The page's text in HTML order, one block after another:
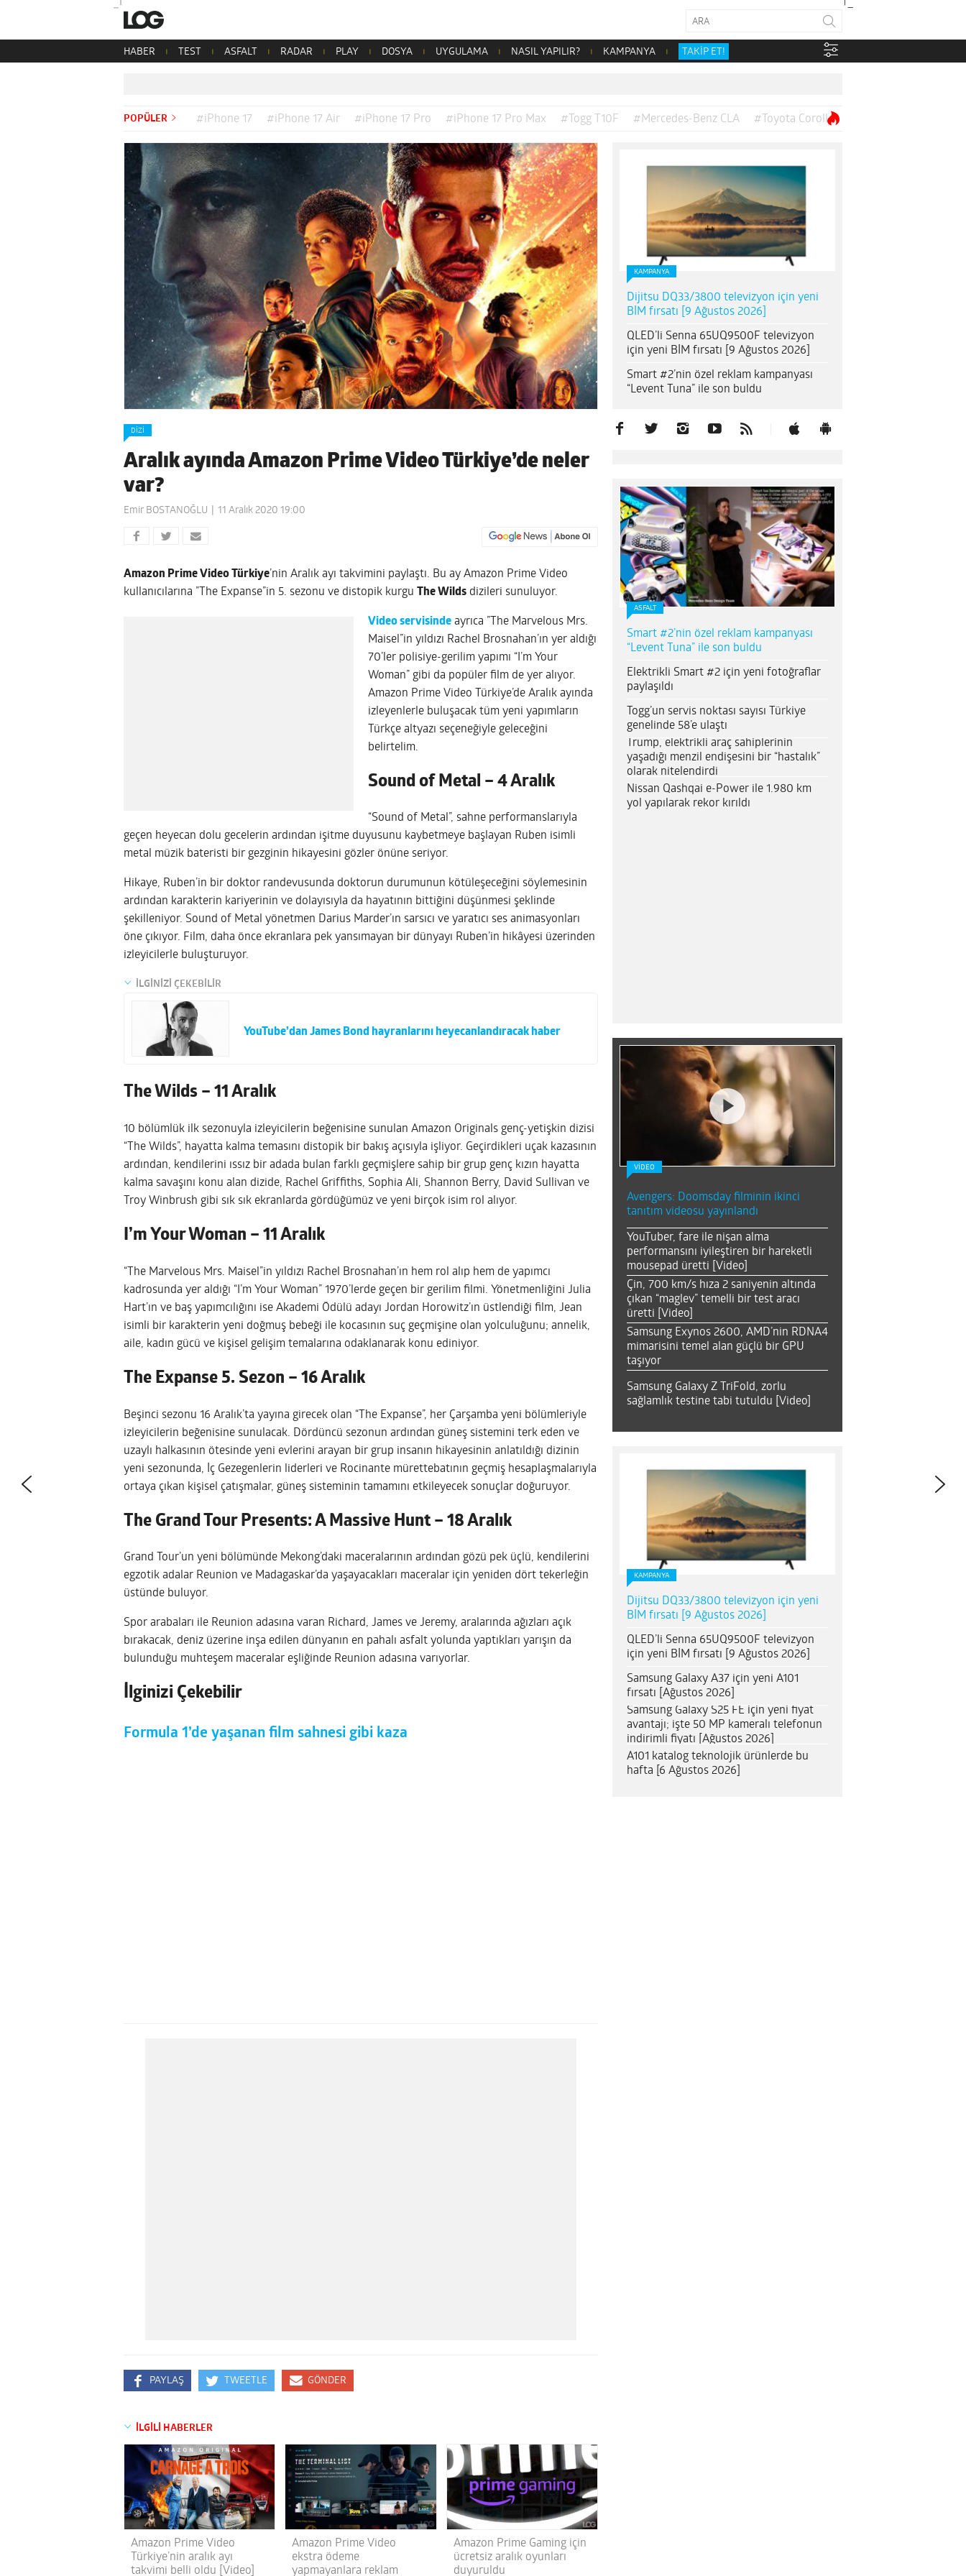
HABER TEST ASFALT RADAR PLAY DOSYA UYGULAMA NASIL YAPILIR? KAMPANYA TAKİP ET!
POPÜLER #iPhone 17 #iPhone 17 Air #iPhone 17 Pro #iPhone 17 Pro Max #Togg T10F #Mercedes-Benz CLA #Toyota Corolla
DIZI
Aralık ayında Amazon Prime Video Türkiye’de neler
var?
Emir BOSTANOĞLU 11 Aralık 2020 19:00
Amazon Prime Video Türkiye’nin Aralık ayı takvimini paylaştı. Bu ay Amazon Prime Video
kullanıcılarına ”The Expanse”in 5. sezonu ve distopik kurgu The Wilds dizileri sunuluyor.
Video servisinde ayrıca ”The Marvelous Mrs.
Maisel”in yıldızı Rachel Brosnahan’ın yer aldığı
70’ler polisiye-gerilim yapımı “I’m Your
Woman” gibi da popüler film de yer alıyor.
Amazon Prime Video Türkiye’de Aralık ayında
izleyenlerle buluşacak tüm yeni yapımların
Türkçe altyazı seçeneğiyle geleceğini
belirtelim.
Sound of Metal – 4 Aralık
“Sound of Metal”, sahne performanslarıyla
geçen heyecan dolu gecelerin ardından işitme duyusunu kaybetmeye başlayan Ruben isimli
metal müzik bateristi bir gezginin hikayesini gözler önüne seriyor.
Hikaye, Ruben’in bir doktor randevusunda doktorun durumunun kötüleşeceğini söylemesinin
ardından karakterin kariyerinin ve dolayısıyla da hayatının bittiğini düşünmesi şeklinde
şekilleniyor. Sound of Metal yönetmen Darius Marder’ın sarsıcı ve yaratıcı ses animasyonları
öne çıkıyor. Film, daha önce ekranlara pek yansımayan bir dünyayı Ruben’in hikâyesi üzerinden
izleyicilerle buluşturuyor.
İLGİNİZİ ÇEKEBİLİR
YouTube’dan James Bond hayranlarını heyecanlandıracak haber
The Wilds – 11 Aralık
10 bölümlük ilk sezonuyla izleyicilerin beğenisine sunulan Amazon Originals genç-yetişkin dizisi
“The Wilds”, hayatta kalma temasını distopik bir bakış açısıyla işliyor. Geçirdikleri uçak kazasının
ardından, kendilerini ıssız bir adada bulan farklı geçmişlere sahip bir grup genç kızın hayatta
kalma savaşını konu alan dizide, Rachel Griffiths, Sophia Ali, Shannon Berry, David Sullivan ve
Troy Winbrush gibi sık sık ekranlarda gördüğümüz ve yeni birçok isim rol alıyor.
I’m Your Woman – 11 Aralık
“The Marvelous Mrs. Maisel”in yıldızı Rachel Brosnahan’ın hem rol alıp hem de yapımcı
kadrosunda yer aldığı “I’m Your Woman” 1970’lerde geçen bir gerilim filmi. Yönetmenliğini Julia
Hart’ın ve baş yapımcılığını ise Akademi Ödülü adayı Jordan Horowitz’ın üstlendiği film, Jean
isimli bir karakterin yeni doğmuş bebeği ile kocasının suç geçmişine olan yolculuğunu; annelik,
aile, kadın gücü ve kişisel gelişim temalarına odaklanarak konu ediniyor.
The Expanse 5. Sezon – 16 Aralık
Beşinci sezonu 16 Aralık’ta yayına girecek olan “The Expanse”, her Çarşamba yeni bölümleriyle
izleyicilerin beğenisine sunulacak. Dördüncü sezonun ardından güneş sistemini terk eden ve
uzaylı halkasının ötesinde yeni evlerini arayan bir grup insanın hikayesinin anlatıldığı dizinin
yeni sezonunda, İç Gezegenlerin liderleri ve Rocinante mürettebatının geçmiş hesaplaşmalarıyla
ortaya çıkan kişisel çatışmalar, güneş sisteminin tamamını etkileyecek sonuçlar doğuruyor.
The Grand Tour Presents: A Massive Hunt – 18 Aralık
Grand Tour’un yeni bölümünde Mekong’daki maceralarının ardından gözü pek üçlü, kendilerini
egzotik adalar Reunion ve Madagaskar’da yaşayacakları maceralar için yeniden dört tekerleğin
üstünde buluyor.
Spor arabaları ile Reunion adasına varan Richard, James ve Jeremy, aralarında ağızları açık
bırakacak, deniz üzerine inşa edilen dünyanın en pahalı asfalt yolunda yaptıkları yarışın da
bulunduğu muhteşem maceralar eşliğinde Reunion adasına varıyorlar.
İlginizi Çekebilir
Formula 1’de yaşanan film sahnesi gibi kaza
PAYLAŞ TWEETLE GÖNDER
İLGİLİ HABERLER
Amazon Prime Video
Türkiye’nin aralık ayı
takvimi belli oldu [Video]
Amazon Prime Video
ekstra ödeme
yapmayanlara reklam
Amazon Prime Gaming için
ücretsiz aralık oyunları
duyuruldu
KAMPANYA
Dijitsu DQ33/3800 televizyon için yeni
BİM fırsatı [9 Ağustos 2026]
QLED’li Senna 65UQ9500F televizyon
için yeni BİM fırsatı [9 Ağustos 2026]
Smart #2’nin özel reklam kampanyası
“Levent Tuna” ile son buldu
ASFALT
Smart #2’nin özel reklam kampanyası
“Levent Tuna” ile son buldu
Elektrikli Smart #2 için yeni fotoğraflar
paylaşıldı
Togg’un servis noktası sayısı Türkiye
genelinde 58’e ulaştı
Trump, elektrikli araç sahiplerinin
yaşadığı menzil endişesini bir “hastalık”
olarak nitelendirdi
Nissan Qashqai e-Power ile 1.980 km
yol yapılarak rekor kırıldı
VİDEO
Avengers: Doomsday filminin ikinci
tanıtım videosu yayınlandı
YouTuber, fare ile nişan alma
performansını iyileştiren bir hareketli
mousepad üretti [Video]
Çin, 700 km/s hıza 2 saniyenin altında
çıkan “maglev” temelli bir test aracı
üretti [Video]
Samsung Exynos 2600, AMD’nin RDNA4
mimarisini temel alan güçlü bir GPU
taşıyor
Samsung Galaxy Z TriFold, zorlu
sağlamlık testine tabi tutuldu [Video]
KAMPANYA
Dijitsu DQ33/3800 televizyon için yeni
BİM fırsatı [9 Ağustos 2026]
QLED’li Senna 65UQ9500F televizyon
için yeni BİM fırsatı [9 Ağustos 2026]
Samsung Galaxy A37 için yeni A101
fırsatı [Ağustos 2026]
Samsung Galaxy S25 FE için yeni fiyat
avantajı; işte 50 MP kameralı telefonun
indirimli fiyatı [Ağustos 2026]
A101 katalog teknolojik ürünlerde bu
hafta [6 Ağustos 2026]